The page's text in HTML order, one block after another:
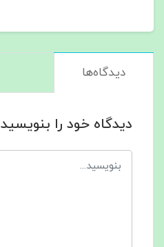
دیدگاه‌ها
دیدگاه خود را بنویسید